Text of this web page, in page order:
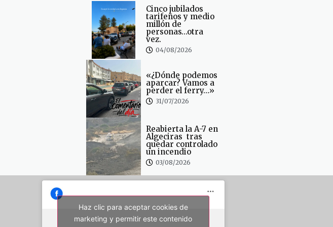
Cinco jubilados
tarifeños y medio
millón de
personas…otra
vez.
04/08/2026
«¿Dónde podemos
aparcar? Vamos a
perder el ferry…»
31/07/2026
Reabierta la A-7 en
Algeciras tras
quedar controlado
un incendio
03/08/2026
Haz clic para aceptar cookies de
marketing y permitir este contenido